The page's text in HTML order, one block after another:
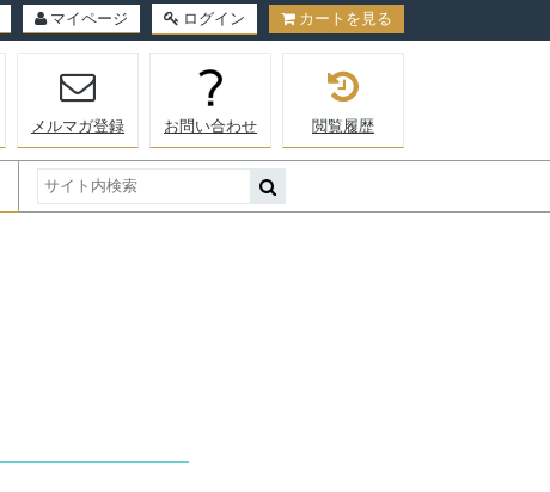
マイページ ログイン カートを見る
メルマガ登録 お問い合わせ 閲覧履歴